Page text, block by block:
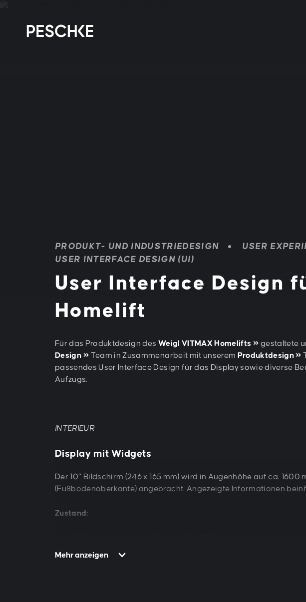
PRODUKT- UND INDUSTRIEDESIGN
USER
USER INTERFACE DESIGN (UI)
User Interface Design
Homelift
Für das Produktdesign des Weigl VITMAX Homelifts gestaltete
Design
Team in Zusammenarbeit mit unserem Produktdesign »
passendes User Interface Design für das Display sowie diverse
Aufzugs.
INTERIEUR
Display mit Widgets
Der 10‘‘ Bildschirm (246 x 165 mm) wird in Augenhöhe auf ca. 1600
(Fußbodenoberkante) angebracht. Angezeigte Informationen
Zustand:
20% der Anlagen gibt es lediglich zwei Haltestellen
Mehr anzeigen